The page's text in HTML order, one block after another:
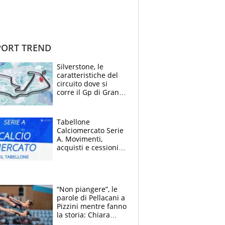
TREND
Silverstone, le
caratteristiche del
circuito dove si
corre il Gp di Gran
Tabellone
Calciomercato Serie
A. Movimenti,
acquisti e cessioni:
“Non piangere”, le
parole di Pellacani a
Pizzini mentre fanno
la storia: Chiara